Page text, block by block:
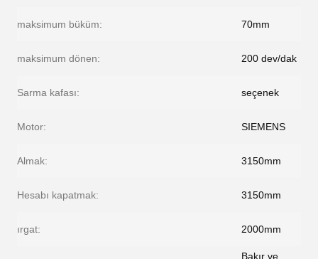
maksimum büküm: 70mm
maksimum dönen: 200 dev/dak
Sarma kafası: seçenek
Motor: SIEMENS
Almak: 3150mm
Hesabı kapatmak: 3150mm
ırgat: 2000mm
Bakır ve